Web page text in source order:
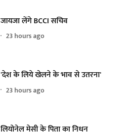
जायजा लेंगे BCCI सचिव
23 hours ago
'देश के लिये खेलने के भाव से उतरना'
23 hours ago
लियोनेल मेसी के पिता का निधन